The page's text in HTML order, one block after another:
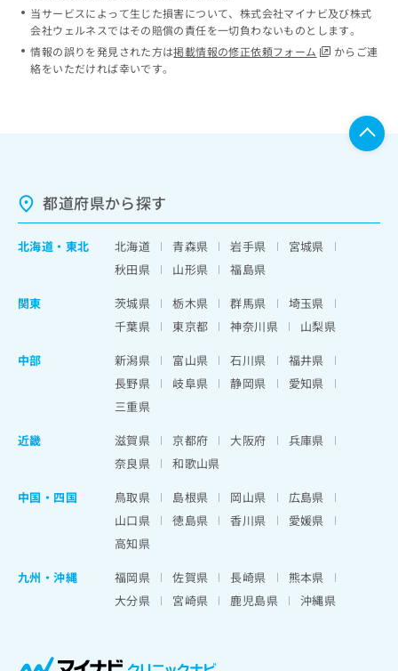
当サービスによって生じた損害について、株式会社マイナビ及び株式
会社ウェルネスではその賠償の責任を一切負わないものとします。
情報の誤りを発見された方は掲載情報の修正依頼フォーム
からご連
絡をいただければ幸いです。
都道府県から探す
北海道 ・ 東北 北海道 青森県 岩手県
宮城県
秋田県
山形県
福島県
関東
茨城県 栃木県 群馬県
埼玉県
千葉県
東京都 神奈川県
山梨県
中部
新潟県 富山県 石川県
福井県
長野県
岐阜県 静岡県
愛知県
三重県
近畿
滋賀県 京都府 大阪府
兵庫県
奈良県
和歌山県
中国・四国
鳥取県 島根県 岡山県
広島県
山口県
徳島県 香川県
愛媛県
高知県
九州・沖縄
福岡県 佐賀県 長崎県
熊本県
大分県
宮崎県 鹿児島県 沖縄県